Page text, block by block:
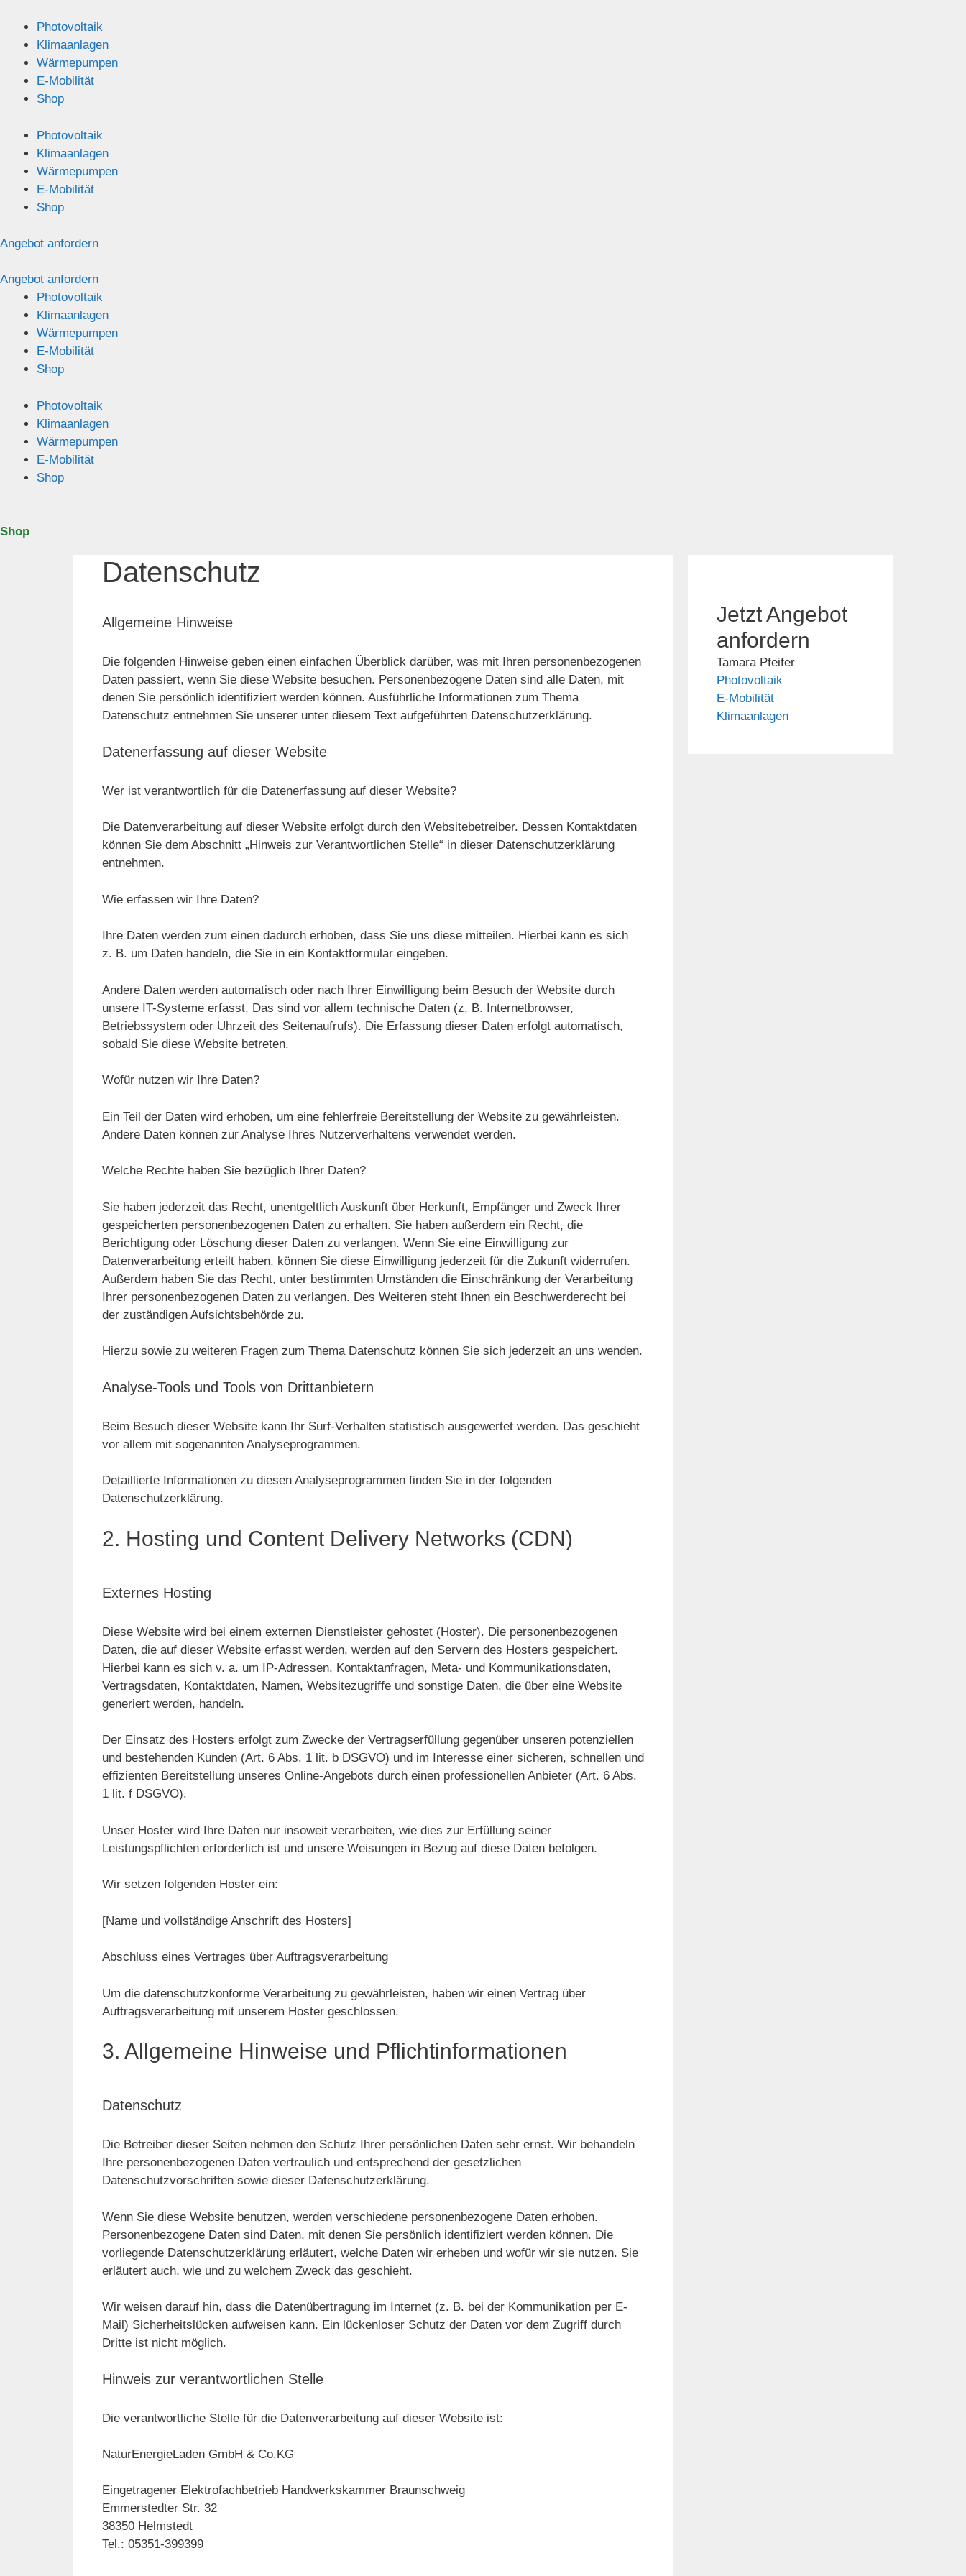
Inhalt
Photovoltaik
Klimaanlagen
Wärmepumpen
E-Mobilität
Shop
Photovoltaik
Klimaanlagen
Wärmepumpen
E-Mobilität
Shop
Angebot anfordern
Angebot anfordern
Photovoltaik
Klimaanlagen
Wärmepumpen
E-Mobilität
Shop
Photovoltaik
Klimaanlagen
Wärmepumpen
E-Mobilität
Shop
Shop
Datenschutz
Allgemeine Hinweise
Die folgenden Hinweise geben einen einfachen Überblick darüber, was mit Ihren personenbezogenen
Daten passiert, wenn Sie diese Website besuchen. Personenbezogene Daten sind alle Daten, mit
denen Sie persönlich identifiziert werden können. Ausführliche Informationen zum Thema
Datenschutz entnehmen Sie unserer unter diesem Text aufgeführten Datenschutzerklärung.
Datenerfassung auf dieser Website
Wer ist verantwortlich für die Datenerfassung auf dieser Website?
Die Datenverarbeitung auf dieser Website erfolgt durch den Websitebetreiber. Dessen Kontaktdaten
können Sie dem Abschnitt „Hinweis zur Verantwortlichen Stelle“ in dieser Datenschutzerklärung
entnehmen.
Wie erfassen wir Ihre Daten?
Ihre Daten werden zum einen dadurch erhoben, dass Sie uns diese mitteilen. Hierbei kann es sich
z. B. um Daten handeln, die Sie in ein Kontaktformular eingeben.
Andere Daten werden automatisch oder nach Ihrer Einwilligung beim Besuch der Website durch
unsere IT-Systeme erfasst. Das sind vor allem technische Daten (z. B. Internetbrowser,
Betriebssystem oder Uhrzeit des Seitenaufrufs). Die Erfassung dieser Daten erfolgt automatisch,
sobald Sie diese Website betreten.
Wofür nutzen wir Ihre Daten?
Ein Teil der Daten wird erhoben, um eine fehlerfreie Bereitstellung der Website zu gewährleisten.
Andere Daten können zur Analyse Ihres Nutzerverhaltens verwendet werden.
Welche Rechte haben Sie bezüglich Ihrer Daten?
Sie haben jederzeit das Recht, unentgeltlich Auskunft über Herkunft, Empfänger und Zweck Ihrer
gespeicherten personenbezogenen Daten zu erhalten. Sie haben außerdem ein Recht, die
Berichtigung oder Löschung dieser Daten zu verlangen. Wenn Sie eine Einwilligung zur
Datenverarbeitung erteilt haben, können Sie diese Einwilligung jederzeit für die Zukunft widerrufen.
Außerdem haben Sie das Recht, unter bestimmten Umständen die Einschränkung der Verarbeitung
Ihrer personenbezogenen Daten zu verlangen. Des Weiteren steht Ihnen ein Beschwerderecht bei
der zuständigen Aufsichtsbehörde zu.
Hierzu sowie zu weiteren Fragen zum Thema Datenschutz können Sie sich jederzeit an uns wenden.
Analyse-Tools und Tools von Dritt­anbietern
Beim Besuch dieser Website kann Ihr Surf-Verhalten statistisch ausgewertet werden. Das geschieht
vor allem mit sogenannten Analyseprogrammen.
Detaillierte Informationen zu diesen Analyseprogrammen finden Sie in der folgenden
Datenschutzerklärung.
2. Hosting und Content Delivery Networks (CDN)
Externes Hosting
Diese Website wird bei einem externen Dienstleister gehostet (Hoster). Die personenbezogenen
Daten, die auf dieser Website erfasst werden, werden auf den Servern des Hosters gespeichert.
Hierbei kann es sich v. a. um IP-Adressen, Kontaktanfragen, Meta- und Kommunikationsdaten,
Vertragsdaten, Kontaktdaten, Namen, Websitezugriffe und sonstige Daten, die über eine Website
generiert werden, handeln.
Der Einsatz des Hosters erfolgt zum Zwecke der Vertragserfüllung gegenüber unseren potenziellen
und bestehenden Kunden (Art. 6 Abs. 1 lit. b DSGVO) und im Interesse einer sicheren, schnellen und
effizienten Bereitstellung unseres Online-Angebots durch einen professionellen Anbieter (Art. 6 Abs.
1 lit. f DSGVO).
Unser Hoster wird Ihre Daten nur insoweit verarbeiten, wie dies zur Erfüllung seiner
Leistungspflichten erforderlich ist und unsere Weisungen in Bezug auf diese Daten befolgen.
Wir setzen folgenden Hoster ein:
[Name und vollständige Anschrift des Hosters]
Abschluss eines Vertrages über Auftragsverarbeitung
Um die datenschutzkonforme Verarbeitung zu gewährleisten, haben wir einen Vertrag über
Auftragsverarbeitung mit unserem Hoster geschlossen.
3. Allgemeine Hinweise und Pflicht­informationen
Datenschutz
Die Betreiber dieser Seiten nehmen den Schutz Ihrer persönlichen Daten sehr ernst. Wir behandeln
Ihre personenbezogenen Daten vertraulich und entsprechend der gesetzlichen
Datenschutzvorschriften sowie dieser Datenschutzerklärung.
Wenn Sie diese Website benutzen, werden verschiedene personenbezogene Daten erhoben.
Personenbezogene Daten sind Daten, mit denen Sie persönlich identifiziert werden können. Die
vorliegende Datenschutzerklärung erläutert, welche Daten wir erheben und wofür wir sie nutzen. Sie
erläutert auch, wie und zu welchem Zweck das geschieht.
Wir weisen darauf hin, dass die Datenübertragung im Internet (z. B. bei der Kommunikation per E-
Mail) Sicherheitslücken aufweisen kann. Ein lückenloser Schutz der Daten vor dem Zugriff durch
Dritte ist nicht möglich.
Hinweis zur verantwortlichen Stelle
Die verantwortliche Stelle für die Datenverarbeitung auf dieser Website ist:
NaturEnergieLaden GmbH & Co.KG
Eingetragener Elektrofachbetrieb Handwerkskammer Braunschweig
Emmerstedter Str. 32
38350 Helmstedt
Tel.: 05351-399399
Jetzt Angebot
anfordern
Tamara Pfeifer
Photovoltaik
E-Mobilität
Klimaanlagen